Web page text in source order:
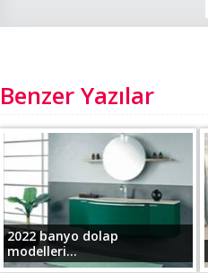
Benzer Yazılar
2022 banyo dolap
modelleri...